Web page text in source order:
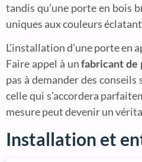
tandis qu’une porte en bois
uniques aux couleurs
L’installation d’une porte
Faire appel à unfabricant de
pas à demander des conseils
celle qui s’accordera
mesure peut devenir un
Installation et